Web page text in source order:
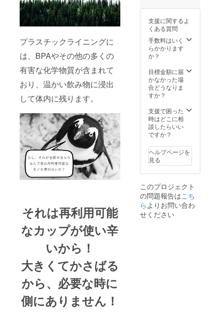
プラスチックライニングに
は、BPAやその他の多くの
有害な化学物質が含まれて
おり、温かい飲み物に浸出
して体内に残ります。
それは再利用可能
なカップが使い辛
いから！
大きくてかさばる
から、必要な時に
側にありません！
Buildin
g 5F
Shibuy
a-ku
Tokyo
150-
名前 町
地・
号 建
物名
部屋番
号 市区
道府県
郵便番
号 例：
Taro
a
Shibuy
a 2
Chome
Shibuy
a
Higashi
Buildin
Shibuy
a-ku
Tokyo
150-
0002
支援に関するよ
くある質問
手数料はいく
らかかります
か？
目標金額に届
かなかった場
合どうなりま
すか？
支援で困った
時はどこに相
談したらいい
ですか？
ヘルプページを
見る
このプロジェクト
の問題報告はこち
ら よりお問い合わ
せください